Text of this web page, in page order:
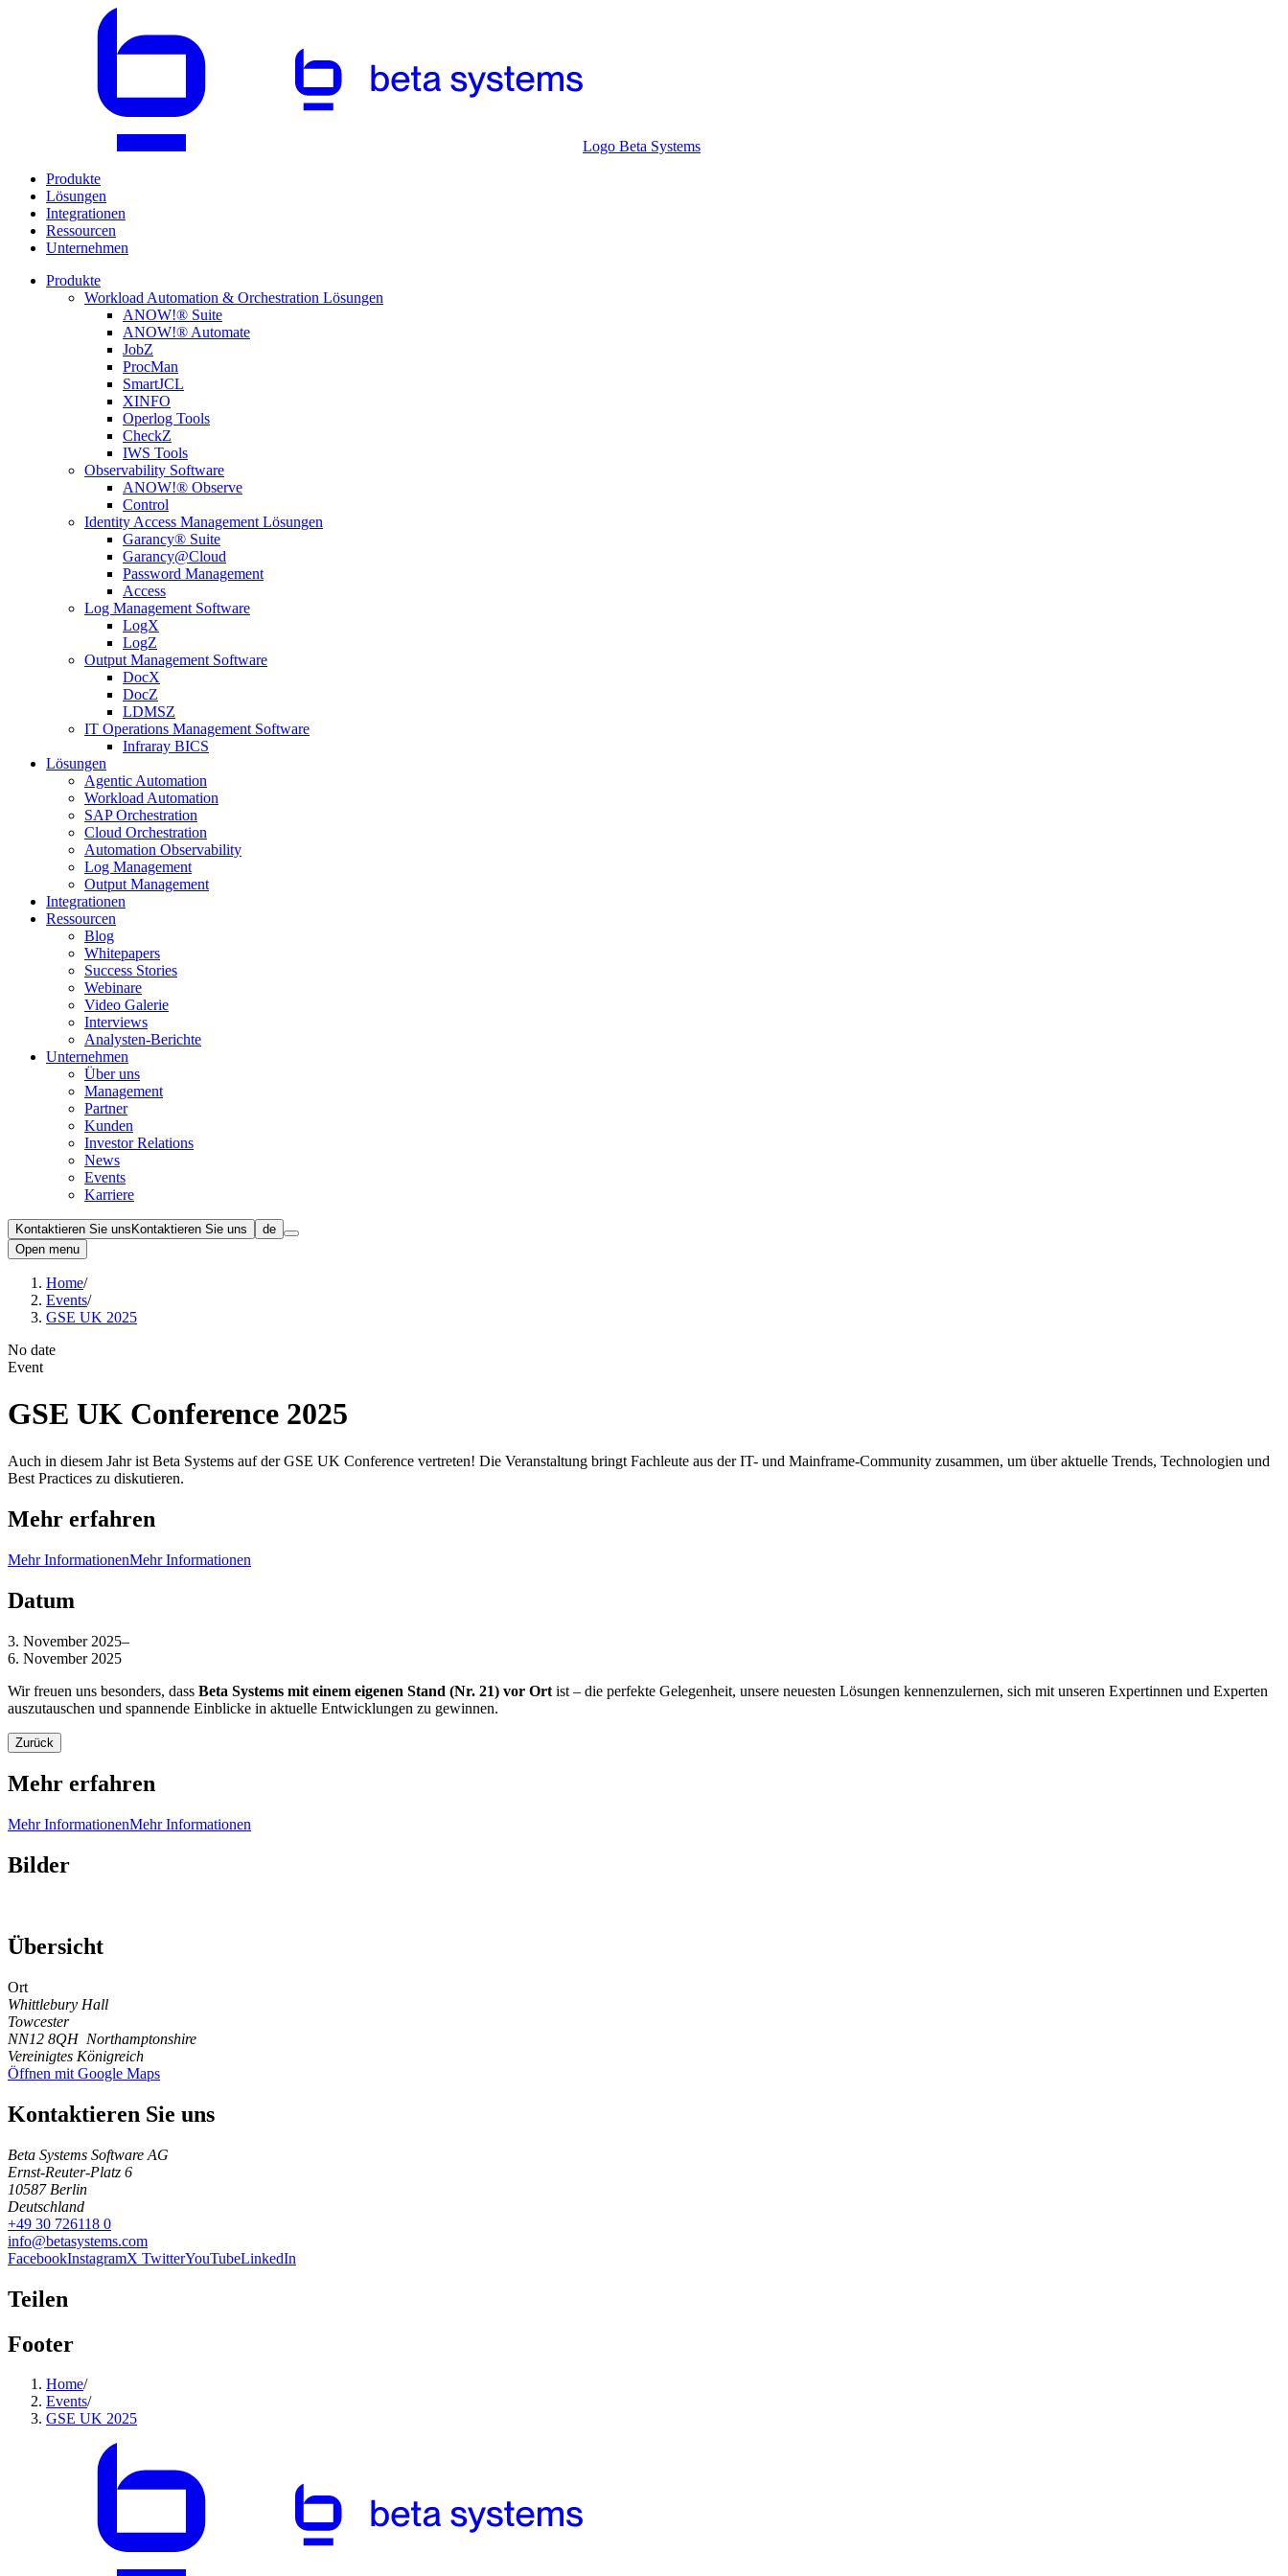
Logo Beta Systems
Produkte
Lösungen
Integrationen
Ressourcen
Unternehmen
Produkte
Workload Automation & Orchestration Lösungen
ANOW!® Suite
ANOW!® Automate
JobZ
ProcMan
SmartJCL
XINFO
Operlog Tools
CheckZ
IWS Tools
Observability Software
ANOW!® Observe
Control
Identity Access Management Lösungen
Garancy® Suite
Garancy@Cloud
Password Management
Access
Log Management Software
LogX
LogZ
Output Management Software
DocX
DocZ
LDMSZ
IT Operations Management Software
Infraray BICS
Lösungen
Agentic Automation
Workload Automation
SAP Orchestration
Cloud Orchestration
Automation Observability
Log Management
Output Management
Integrationen
Ressourcen
Blog
Whitepapers
Success Stories
Webinare
Video Galerie
Interviews
Analysten-Berichte
Unternehmen
Über uns
Management
Partner
Kunden
Investor Relations
News
Events
Karriere
Kontaktieren Sie uns Kontaktieren Sie uns
de
Open menu
Home/
Events/
GSE UK 2025
No date
Event
GSE UK Conference 2025
Auch in diesem Jahr ist Beta Systems auf der GSE UK Conference vertreten! Die Veranstaltung bringt Fachleute aus der IT- und Mainframe-Community zusammen, um über aktuelle Trends, Technologien und
Best Practices zu diskutieren.
Mehr erfahren
Mehr InformationenMehr Informationen
Datum
3. November 2025–
6. November 2025
Wir freuen uns besonders, dass Beta Systems mit einem eigenen Stand (Nr. 21) vor Ort ist – die perfekte Gelegenheit, unsere neuesten Lösungen kennenzulernen, sich mit unseren Expertinnen und Experten
auszutauschen und spannende Einblicke in aktuelle Entwicklungen zu gewinnen.
Zurück
Mehr erfahren
Mehr InformationenMehr Informationen
Bilder
Übersicht
Ort
Whittlebury Hall
Towcester
NN12 8QH Northamptonshire
Vereinigtes Königreich
Öffnen mit Google Maps
Kontaktieren Sie uns
Beta Systems Software AG
Ernst-Reuter-Platz 6
10587 Berlin
Deutschland
+49 30 726118 0
info@betasystems.com
FacebookInstagramX TwitterYouTubeLinkedIn
Teilen
Footer
Home/
Events/
GSE UK 2025